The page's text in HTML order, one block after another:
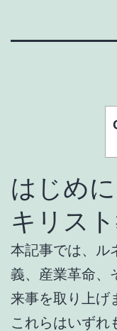
はじめ
キリス
本記事では、ル
義、産業革命、
来事を取り上げ
これらはいずれ